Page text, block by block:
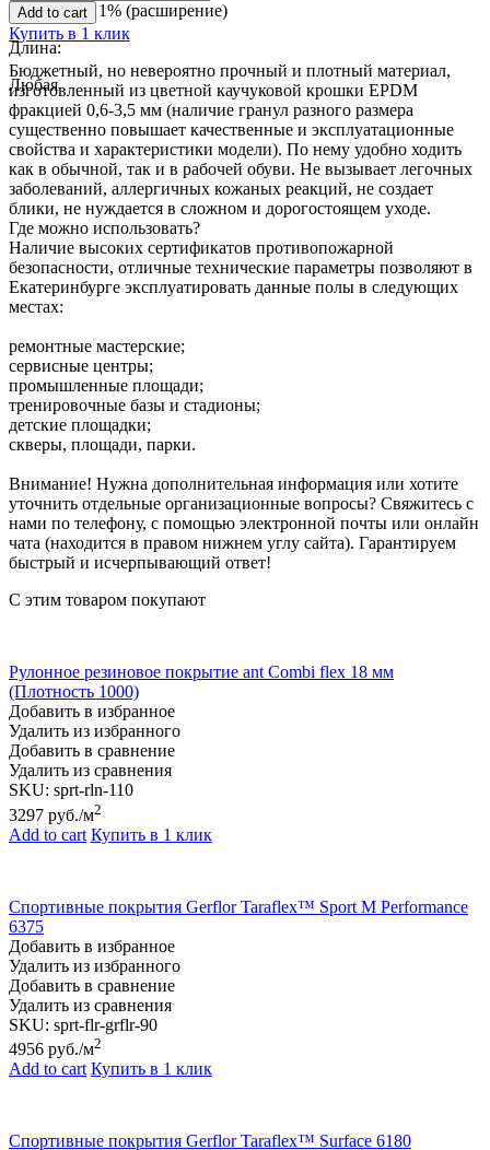
1220 мм +/- 1% (расширение)
Длина:
Любая
Add to cart
Купить в 1 клик
Бюджетный, но невероятно прочный и плотный материал,
изготовленный из цветной каучуковой крошки EPDM
фракцией 0,6-3,5 мм (наличие гранул разного размера
существенно повышает качественные и эксплуатационные
свойства и характеристики модели). По нему удобно ходить
как в обычной, так и в рабочей обуви. Не вызывает легочных
заболеваний, аллергичных кожаных реакций, не создает
блики, не нуждается в сложном и дорогостоящем уходе.
Где можно использовать?
Наличие высоких сертификатов противопожарной
безопасности, отличные технические параметры позволяют в
Екатеринбурге эксплуатировать данные полы в следующих
местах:
ремонтные мастерские;
сервисные центры;
промышленные площади;
тренировочные базы и стадионы;
детские площадки;
скверы, площади, парки.
Внимание! Нужна дополнительная информация или хотите
уточнить отдельные организационные вопросы? Свяжитесь с
нами по телефону, с помощью электронной почты или онлайн
чата (находится в правом нижнем углу сайта). Гарантируем
быстрый и исчерпывающий ответ!
С этим товаром покупают
Рулонное резиновое покрытие ant Combi flex 18 мм
(Плотность 1000)
Добавить в избранное
Удалить из избранного
Добавить в сравнение
Удалить из сравнения
SKU: sprt-rln-110
3297 руб./м2
Add to cart Купить в 1 клик
Спортивные покрытия Gerflor Taraflex™ Sport M Performance
6375
Добавить в избранное
Удалить из избранного
Добавить в сравнение
Удалить из сравнения
SKU: sprt-flr-grflr-90
4956 руб./м2
Add to cart Купить в 1 клик
Спортивные покрытия Gerflor Taraflex™ Surface 6180